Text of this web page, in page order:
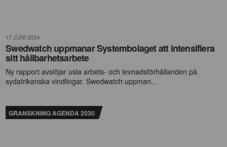
17 JUNI 2024
Swedwatch uppmanar Systembolaget att intensifiera
sitt hållbarhetsarbete
Ny rapport avslöjar usla arbets- och levnadsförhållanden på
sydafrikanska vindlingar. Swedwatch uppman...
GRANSKNING AGENDA 2030